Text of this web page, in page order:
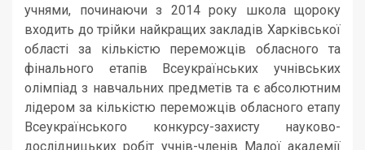
учнями, починаючи з 2014 року школа щороку
входить до трійки найкращих закладів Харківської
області за кількістю переможців обласного та
фінального етапів Всеукраїнських учнівських
олімпіад з навчальних предметів та є абсолютним
лідером за кількістю переможців обласного етапу
Всеукраїнського конкурсу-захисту науково-
дослідницьких робіт учнів-членів Малої академії